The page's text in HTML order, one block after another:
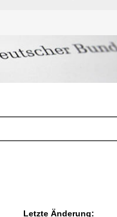
Letzte Änderung: